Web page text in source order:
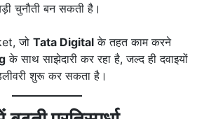
चुनौती बन सकती है।
जो Tata Digital के तहत काम करने
के साथ साझेदारी कर रहा है, जल्द ही दवाइयों
शुरू कर सकता है।